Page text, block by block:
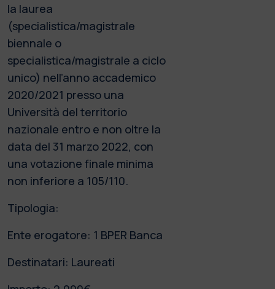
la laurea
(specialistica/magistrale
biennale o
specialistica/magistrale a ciclo
unico) nell’anno accademico
2020/2021 presso una
Università del territorio
nazionale entro e non oltre la
data del 31 marzo 2022, con
una votazione finale minima
non inferiore a 105/110.
Tipologia:
Ente erogatore: 1 BPER Banca
Destinatari: Laureati